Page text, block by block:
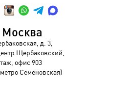
Москва
д. 3,
Щербаковский,
офис 903
Семеновская)